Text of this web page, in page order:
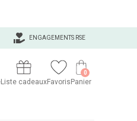
ENGAGEMENTS RSE
Liste cadeauxFavoris Panier
0